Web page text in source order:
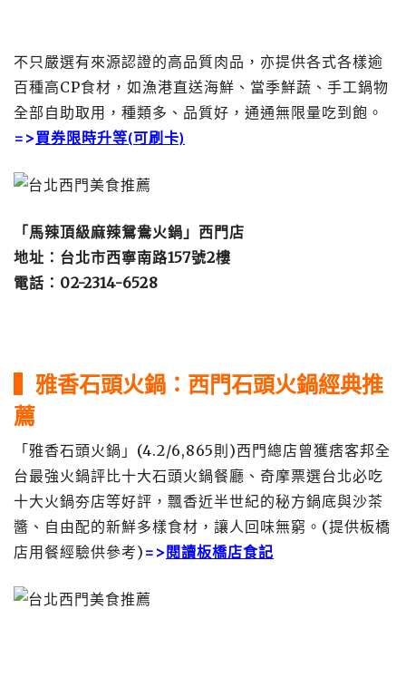
不只嚴選有來源認證的高品質肉品，亦提供各式各樣逾
百種高CP食材，如漁港直送海鮮、當季鮮蔬、手工鍋物
全部自助取用，種類多、品質好，通通無限量吃到飽。
=>買券限時升等(可刷卡)
「馬辣頂級麻辣鴛鴦火鍋」西門店
地址：台北市西寧南路157號2樓
電話：02-2314-6528
▍雅香石頭火鍋：西門石頭火鍋經典推
薦
「雅香石頭火鍋」(4.2/6,865則)西門總店曾獲痞客邦全
台最強火鍋評比十大石頭火鍋餐廳、奇摩票選台北必吃
十大火鍋夯店等好評，飄香近半世紀的秘方鍋底與沙茶
醬、自由配的新鮮多樣食材，讓人回味無窮。(提供板橋
店用餐經驗供參考) =>閱讀板橋店食記